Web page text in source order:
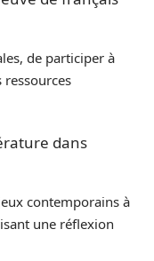
de participer à
ressources
dans
contemporains à
une réflexion